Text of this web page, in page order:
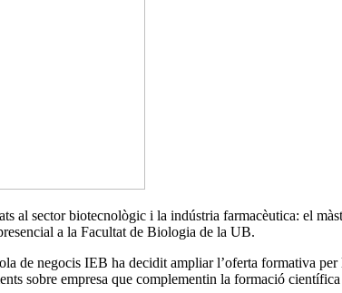
al sector biotecnològic i la indústria farmacèutica: el
a la Facultat de Biologia de la UB.
de negocis IEB ha decidit ampliar l’oferta formativa
sobre empresa que complementin la formació